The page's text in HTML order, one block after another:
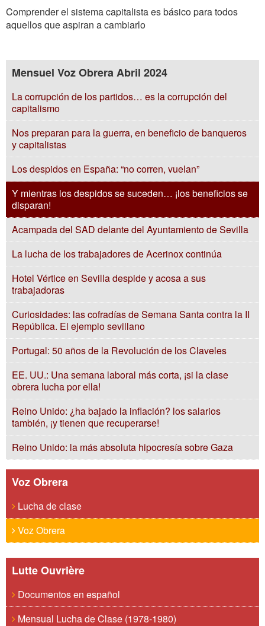
Comprender el sistema capitalista es básico para todos
aquellos que aspiran a cambiarlo
Mensuel Voz Obrera Abril 2024
La corrupción de los partidos… es la corrupción del
capitalismo
Nos preparan para la guerra, en beneficio de banqueros
y capitalistas
Los despidos en España: “no corren, vuelan”
Y mientras los despidos se suceden… ¡los beneficios se
disparan!
Acampada del SAD delante del Ayuntamiento de Sevilla
La lucha de los trabajadores de Acerinox continúa
Hotel Vértice en Sevilla despide y acosa a sus
trabajadoras
Curiosidades: las cofradías de Semana Santa contra la II
República. El ejemplo sevillano
Portugal: 50 años de la Revolución de los Claveles
EE. UU.: Una semana laboral más corta, ¡si la clase
obrera lucha por ella!
Reino Unido: ¿ha bajado la inflación? los salarios
también, ¡y tienen que recuperarse!
Reino Unido: la más absoluta hipocresía sobre Gaza
Voz Obrera
Lucha de clase
Voz Obrera
Lutte Ouvrière
Documentos en español
Mensual Lucha de Clase (1978-1980)